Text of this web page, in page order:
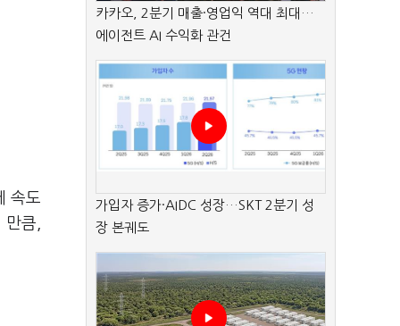
속도
큼,
카카오, 2분기 매출·영업익 역대 최대…
에이전트 AI 수익화 관건
가입자 증가·AIDC 성장…SKT 2분기 성
장 본궤도